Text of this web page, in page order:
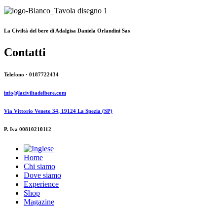
La Civiltà del bere di Adalgisa Daniela Orlandini Sas
Contatti
Telefono · 0187722434
info@laciviltadelbere.com
Via Vittorio Veneto 34, 19124 La Spezia (SP)
P. Iva 00810210112
Home
Chi siamo
Dove siamo
Experience
Shop
Magazine